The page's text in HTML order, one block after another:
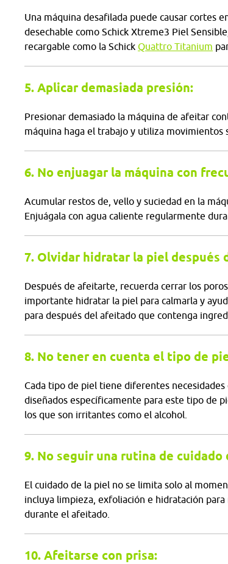
Una máquina desafilada puede causar cortes
desechable como Schick Xtreme3 Piel
recargable como la Schick Quattro Titanium
5. Aplicar demasiada presión:
Presionar demasiado la máquina de afeitar
máquina haga el trabajo y utiliza
6. No enjuagar la máquina con
Acumular restos de, vello y suciedad en la
Enjuágala con agua caliente regularmente
7. Olvidar hidratar la piel después
Después de afeitarte, recuerda cerrar los
importante hidratar la piel para calmarla y
para después del afeitado que contenga
8. No tener en cuenta el tipo de
Cada tipo de piel tiene diferentes
diseñados específicamente para este tipo de
los que son irritantes como el alcohol.
9. No seguir una rutina de cuidado
El cuidado de la piel no se limita solo al
incluya limpieza, exfoliación e hidratación
durante el afeitado.
10. Afeitarse con prisa: